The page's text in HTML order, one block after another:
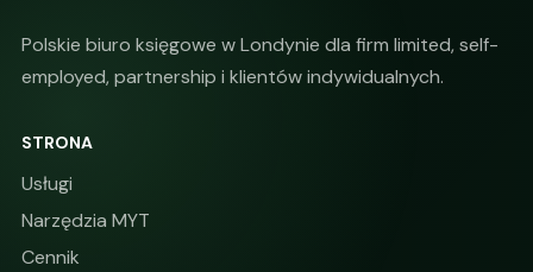
Polskie biuro księgowe w Londynie dla firm limited, self-
employed, partnership i klientów indywidualnych.
STRONA
Usługi
Narzędzia MYT
Cennik